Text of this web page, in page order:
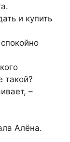
и купить
такой?
–
Алёна.